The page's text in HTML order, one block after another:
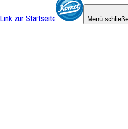
Link zur Startseite Menü